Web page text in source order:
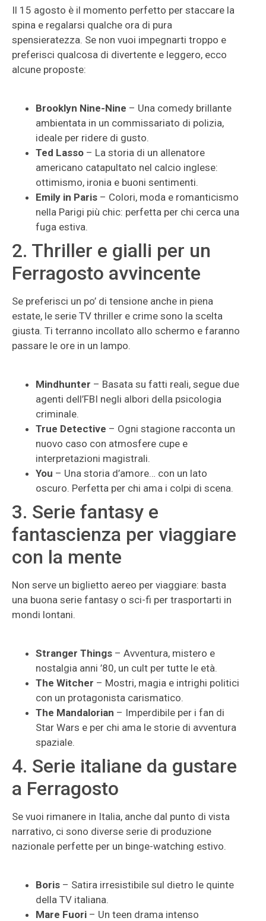
Il 15 agosto è il momento perfetto per staccare la
spina e regalarsi qualche ora di pura
spensieratezza. Se non vuoi impegnarti troppo e
preferisci qualcosa di divertente e leggero, ecco
alcune proposte:
Brooklyn Nine-Nine – Una comedy brillante
ambientata in un commissariato di polizia,
ideale per ridere di gusto.
Ted Lasso – La storia di un allenatore
americano catapultato nel calcio inglese:
ottimismo, ironia e buoni sentimenti.
Emily in Paris – Colori, moda e romanticismo
nella Parigi più chic: perfetta per chi cerca una
fuga estiva.
2. Thriller e gialli per un
Ferragosto avvincente
Se preferisci un po’ di tensione anche in piena
estate, le serie TV thriller e crime sono la scelta
giusta. Ti terranno incollato allo schermo e faranno
passare le ore in un lampo.
Mindhunter – Basata su fatti reali, segue due
agenti dell’FBI negli albori della psicologia
criminale.
True Detective – Ogni stagione racconta un
nuovo caso con atmosfere cupe e
interpretazioni magistrali.
You – Una storia d’amore… con un lato
oscuro. Perfetta per chi ama i colpi di scena.
3. Serie fantasy e
fantascienza per viaggiare
con la mente
Non serve un biglietto aereo per viaggiare: basta
una buona serie fantasy o sci-fi per trasportarti in
mondi lontani.
Stranger Things – Avventura, mistero e
nostalgia anni ’80, un cult per tutte le età.
The Witcher – Mostri, magia e intrighi politici
con un protagonista carismatico.
The Mandalorian – Imperdibile per i fan di
Star Wars e per chi ama le storie di avventura
spaziale.
4. Serie italiane da gustare
a Ferragosto
Se vuoi rimanere in Italia, anche dal punto di vista
narrativo, ci sono diverse serie di produzione
nazionale perfette per un binge-watching estivo.
Boris – Satira irresistibile sul dietro le quinte
della TV italiana.
Mare Fuori – Un teen drama intenso